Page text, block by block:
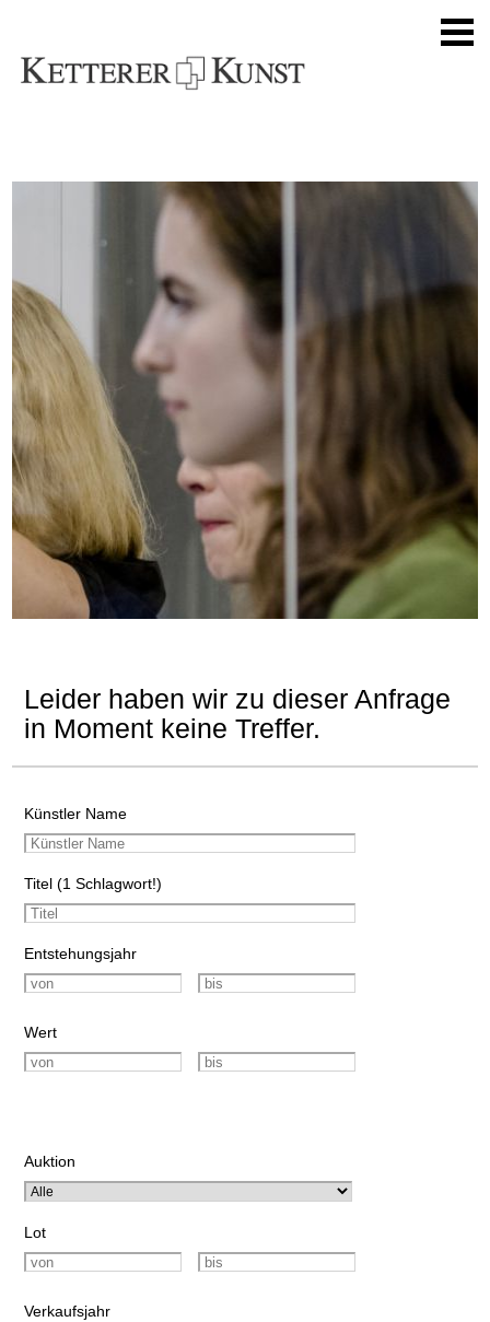
Leider haben wir zu dieser Anfrage
in Moment keine Treffer.
Künstler Name
Titel (1 Schlagwort!)
Entstehungsjahr
Wert
Auktion
Lot
Verkaufsjahr